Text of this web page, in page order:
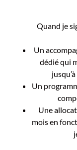
Quand je
Un
dédié qui
Un
Une
mois en